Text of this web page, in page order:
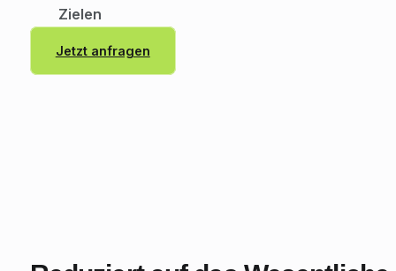
Zielen
Jetzt anfragen